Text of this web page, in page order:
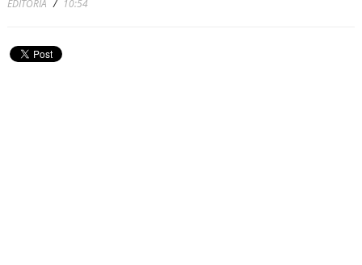
EDITORIA / 10:54